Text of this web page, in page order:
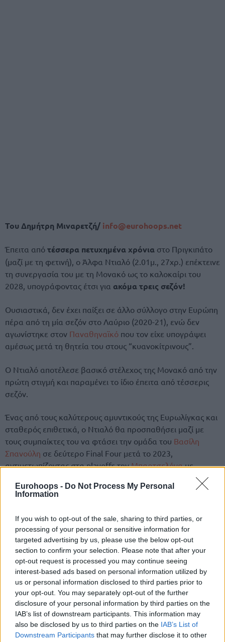
Eurohoops - Do Not Process My Personal
Information
If you wish to opt-out of the sale, sharing to third parties, or
processing of your personal or sensitive information for
targeted advertising by us, please use the below opt-out
section to confirm your selection. Please note that after your
opt-out request is processed you may continue seeing
interest-based ads based on personal information utilized by
us or personal information disclosed to third parties prior to
your opt-out. You may separately opt-out of the further
disclosure of your personal information by third parties on the
IAB’s list of downstream participants. This information may
also be disclosed by us to third parties on the IAB’s List of
Downstream Participants that may further disclose it to other
Του Δημήτρη Μιναρετζή/ info@eurohoops.net
Έπειτα από τέσσερα πετυχημένα χρόνια στο Πριγκιπάτο
(μαζί με τη φετινή), ο Άλφα Ντιαλό (2.01μ., 27χρ.) επέκτεινε
τη συνεργασία του με τη Μονακό ως το καλοκαίρι του
2028, υπογράφοντας έτσι για ακόμα τρεις σεζόν!
Ουσιαστικά, δεν έχει παίξει σε άλλο σύλλογο στην Ευρώπη
πέρα από τη μία σεζόν στο Λαύριο (2020-21), ενώ δεν
αγωνίστηκε στον Παναθηναϊκό που τον είχε υπογράψει
αμέσως μετά τη θητεία του στους “κυανοκίτρινους”.
Ο Ντιαλό αποτέλεσε βασικό στέλεχος της Μονακό από την
πρώτη στιγμή και παραμένει το ίδιο έπειτα από τέσσερις
σεζόν.
Ένας από τους καλύτερους αμυντικούς της Ευρωλίγκας και
σταθερός επιθετικά, ο Ντιαλό θα προσπαθήσει μαζί με
τους συμπαίκτες του να φτάσει την ομάδα του Βασίλη
Σπανούλη σε δεύτερο Final Four μετά το 2023,
αντιμετωπίζοντας στα playoffs τηνΜπαρτσελόναμε
🔒Alpha Diallo prolonge à Monaco !